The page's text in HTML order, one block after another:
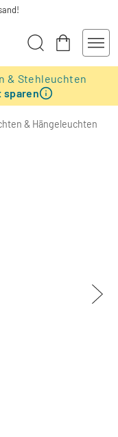
& Stehleuchten
sparen
& Hängeleuchten